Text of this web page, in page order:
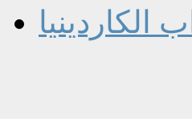
الكاردينيا